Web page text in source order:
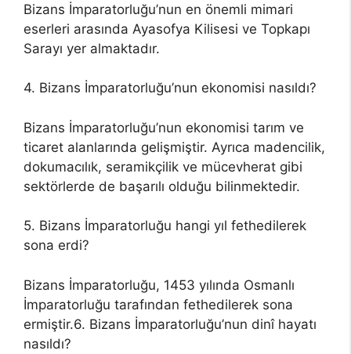
Bizans İmparatorluğu’nun en önemli mimari
eserleri arasında Ayasofya Kilisesi ve Topkapı
Sarayı yer almaktadır.
4. Bizans İmparatorluğu’nun ekonomisi nasıldı?
Bizans İmparatorluğu’nun ekonomisi tarım ve
ticaret alanlarında gelişmiştir. Ayrıca madencilik,
dokumacılık, seramikçilik ve mücevherat gibi
sektörlerde de başarılı olduğu bilinmektedir.
5. Bizans İmparatorluğu hangi yıl fethedilerek
sona erdi?
Bizans İmparatorluğu, 1453 yılında Osmanlı
İmparatorluğu tarafından fethedilerek sona
ermiştir.6. Bizans İmparatorluğu’nun dinî hayatı
nasıldı?